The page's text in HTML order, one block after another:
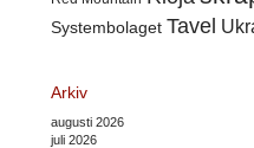
Systembolaget Tavel
Arkiv
augusti 2026
juli 2026